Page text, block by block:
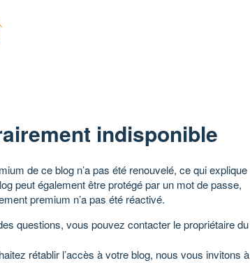
indisponible
de ce blog n’a pas été renouvelé, ce qui explique
peut également être protégé par un mot de passe,
premium n’a pas été réactivé.
questions, vous pouvez contacter le propriétaire du
rétablir l’accès à votre blog, nous vous invitons à